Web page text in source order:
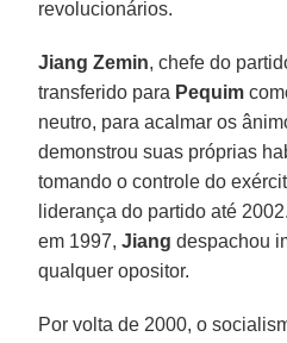
revolucionários.
Jiang Zemin, chefe do
transferido para Pequim
neutro, para acalmar os
demonstrou suas próprias
tomando o controle do
liderança do partido até
em 1997,Jiang despachou
qualquer opositor.
Por volta de 2000, o